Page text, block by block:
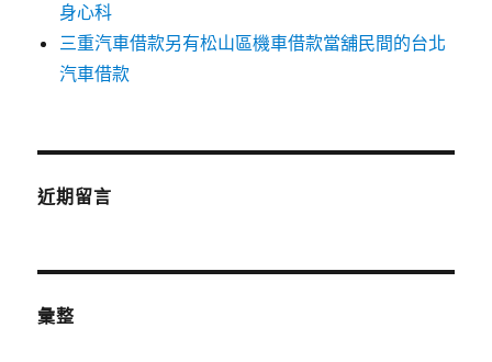
身心科
三重汽車借款另有松山區機車借款當舖民間的台北
汽車借款
近期留言
彙整